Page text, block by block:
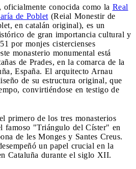
oficialmente conocida como la Real
de Poblet (Reial Monestir de
en catalán original), es un
de gran importancia cultural y
por monjes cistercienses
monasterio monumental está
de Prades, en la comarca de la
España. El arquitecto Arnau
de su estructura original, que
convirtiéndose en testigo de
primero de los tres monasterios
famoso "Triángulo del Císter" en
de les Monges y Santes Creus.
un papel crucial en la
Cataluña durante el siglo XII.